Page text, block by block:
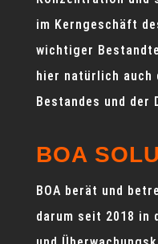
im Kerngeschäft
wichtiger
hier natürlich auch
Bestandes und der
BOA
BOA berät und
darum seit 2018 in